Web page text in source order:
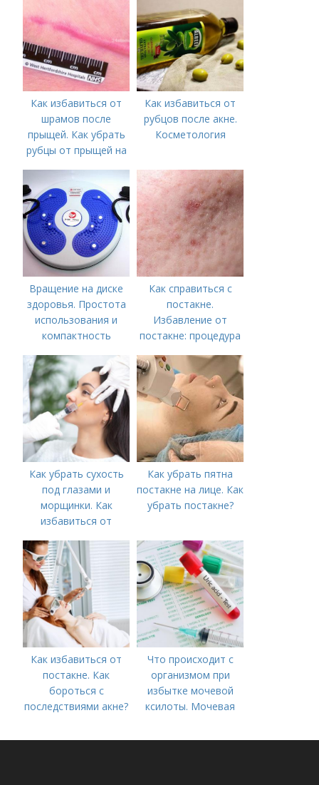
следующие действия:
Как избавиться от
шрамов после
прыщей. Как убрать
рубцы от прыщей на
Как избавиться от
рубцов после акне.
Косметология
Вращение на диске
здоровья. Простота
использования и
компактность
Как справиться с
постакне.
Избавление от
постакне: процедура
Как убрать сухость
под глазами и
морщинки. Как
избавиться от
косметологические
процедуры
Как убрать пятна
постакне на лице. Как
убрать постакне?
Как избавиться от
постакне. Как
бороться с
последствиями акне?
Что происходит с
организмом при
избытке мочевой
ксилоты. Мочевая
норма и отклонения